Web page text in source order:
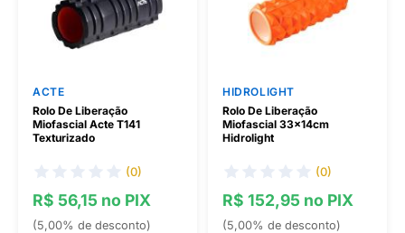
ACTE
Rolo De Liberação
Miofascial Acte T141
Texturizado
(0)
R$ 56,15 no PIX
(5,00% de desconto)
HIDROLIGHT
Rolo De Liberação
Miofascial 33x14cm
Hidrolight
(0)
R$ 152,95 no PIX
(5,00% de desconto)